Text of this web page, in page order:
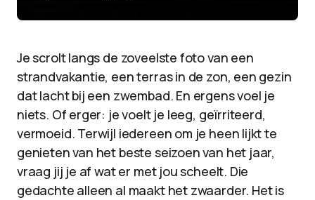
Je scrolt langs de zoveelste foto van een
strandvakantie, een terras in de zon, een gezin
dat lacht bij een zwembad. En ergens voel je
niets. Of erger: je voelt je leeg, geïrriteerd,
vermoeid. Terwijl iedereen om je heen lijkt te
genieten van het beste seizoen van het jaar,
vraag jij je af wat er met jou scheelt. Die
gedachte alleen al maakt het zwaarder. Het is